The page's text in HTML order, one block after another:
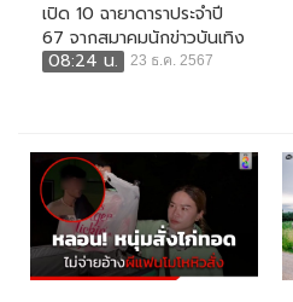
เปิด 10 ฉายาดาราประจำปี
67 จากสมาคมนักข่าวบันเทิง
08:24 น.
23 ธ.ค. 2567